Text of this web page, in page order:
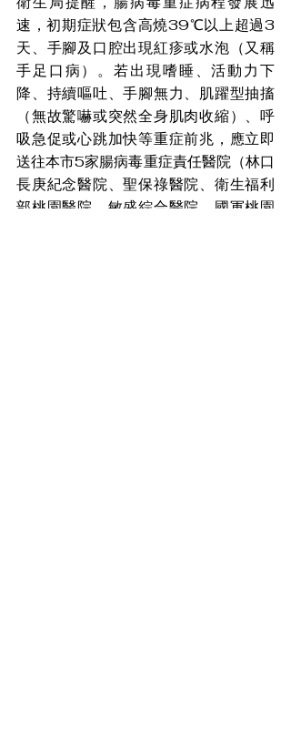
速，初期症狀包含高燒39℃以上超過3
天、手腳及口腔出現紅疹或水泡（又稱
手足口病）。若出現嗜睡、活動力下
降、持續嘔吐、手腳無力、肌躍型抽搐
（無故驚嚇或突然全身肌肉收縮）、呼
吸急促或心跳加快等重症前兆，應立即
送往本市5家腸病毒重症責任醫院（林口
長庚紀念醫院、聖保祿醫院、衛生福利
部桃園醫院、敏盛綜合醫院、國軍桃園